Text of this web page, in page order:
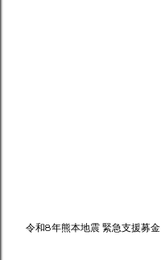
令和8年熊本地震 緊急支援募金